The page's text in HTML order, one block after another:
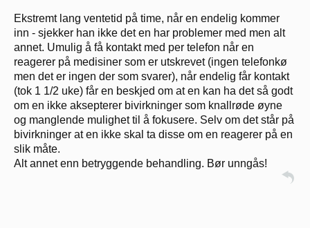
Ekstremt lang ventetid på time, når en endelig kommer
inn - sjekker han ikke det en har problemer med men alt
annet. Umulig å få kontakt med per telefon når en
reagerer på medisiner som er utskrevet (ingen telefonkø
men det er ingen der som svarer), når endelig får kontakt
(tok 1 1/2 uke) får en beskjed om at en kan ha det så godt
om en ikke aksepterer bivirkninger som knallrøde øyne
og manglende mulighet til å fokusere. Selv om det står på
bivirkninger at en ikke skal ta disse om en reagerer på en
slik måte.
Alt annet enn betryggende behandling. Bør unngås!